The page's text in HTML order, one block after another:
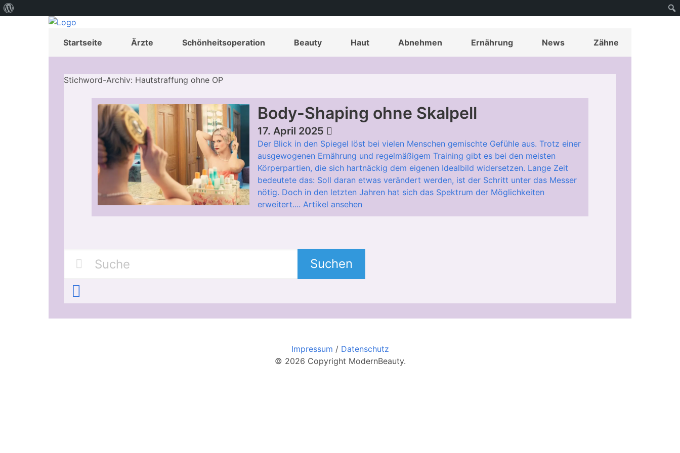
Startseite Ärzte Schönheitsoperation Beauty Haut Abnehmen Ernährung News Zähne
Stichword-Archiv: Hautstraffung ohne OP
Body-Shaping ohne Skalpell
17. April 2025
Der Blick in den Spiegel löst bei vielen Menschen gemischte Gefühle aus. Trotz einer
ausgewogenen Ernährung und regelmäßigem Training gibt es bei den meisten
Körperpartien, die sich hartnäckig dem eigenen Idealbild widersetzen. Lange Zeit
bedeutete das: Soll daran etwas verändert werden, ist der Schritt unter das Messer
nötig. Doch in den letzten Jahren hat sich das Spektrum der Möglichkeiten
erweitert.... Artikel ansehen
Suchen
Impressum / Datenschutz
© 2026 Copyright ModernBeauty.